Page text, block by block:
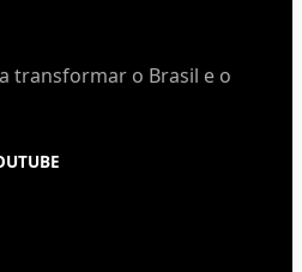
transformar o Brasil e o